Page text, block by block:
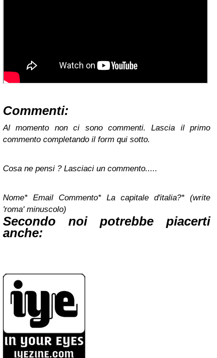
Commenti:
Al momento non ci sono commenti. Lascia il primo
commento completando il form qui sotto.
Cosa ne pensi ? Lasciaci un commento.....
Nome* Email Commento* La capitale d'italia?* (write
'roma' minuscolo)
Secondo noi potrebbe piacerti
anche: